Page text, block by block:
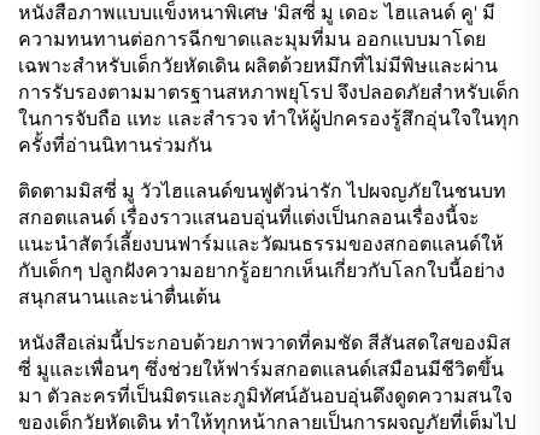
หนังสือภาพแบบแข็งหนาพิเศษ 'มิสซี่ มู เดอะ ไฮแลนด์ คู' มี
ความทนทานต่อการฉีกขาดและมุมที่มน ออกแบบมาโดย
เฉพาะสำหรับเด็กวัยหัดเดิน ผลิตด้วยหมึกที่ไม่มีพิษและผ่าน
การรับรองตามมาตรฐานสหภาพยุโรป จึงปลอดภัยสำหรับเด็ก
ในการจับถือ แทะ และสำรวจ ทำให้ผู้ปกครองรู้สึกอุ่นใจในทุก
ครั้งที่อ่านนิทานร่วมกัน
ติดตามมิสซี่ มู วัวไฮแลนด์ขนฟูตัวน่ารัก ไปผจญภัยในชนบท
สกอตแลนด์ เรื่องราวแสนอบอุ่นที่แต่งเป็นกลอนเรื่องนี้จะ
แนะนำสัตว์เลี้ยงบนฟาร์มและวัฒนธรรมของสกอตแลนด์ให้
กับเด็กๆ ปลูกฝังความอยากรู้อยากเห็นเกี่ยวกับโลกใบนี้อย่าง
สนุกสนานและน่าตื่นเต้น
หนังสือเล่มนี้ประกอบด้วยภาพวาดที่คมชัด สีสันสดใสของมิส
ซี่ มูและเพื่อนๆ ซึ่งช่วยให้ฟาร์มสกอตแลนด์เสมือนมีชีวิตขึ้น
มา ตัวละครที่เป็นมิตรและภูมิทัศน์อันอบอุ่นดึงดูดความสนใจ
ของเด็กวัยหัดเดิน ทำให้ทุกหน้ากลายเป็นการผจญภัยที่เต็มไป